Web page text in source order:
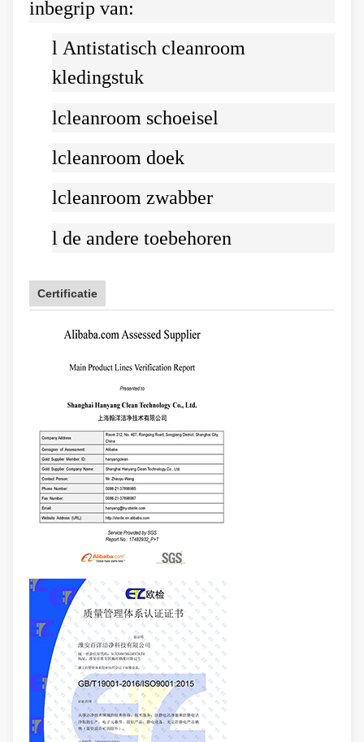
inbegrip van:
l Antistatisch cleanroom
kledingstuk
lcleanroom schoeisel
lcleanroom doek
lcleanroom zwabber
l de andere toebehoren
Certificatie